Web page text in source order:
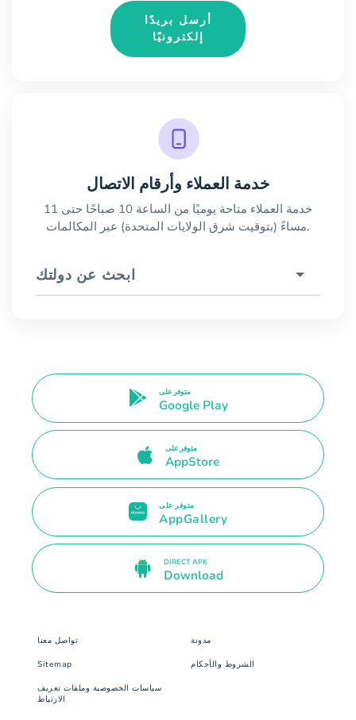
أرسل بريدًا
إلكترونيًا
خدمة العملاء وأرقام الاتصال
خدمة العملاء متاحة يوميًا من الساعة 10 صباحًا حتى 11
مساءً (بتوقيت شرق الولايات المتحدة) عبر المكالمات.
ابحث عن دولتك
متوفر على
Google Play
متوفر على
AppStore
متوفر على
AppGallery
DIRECT APK
Download
تواصل معنا مدونة
Sitemap الشروط والأحكام
سياسات الخصوصية وملفات تعريف
الارتباط